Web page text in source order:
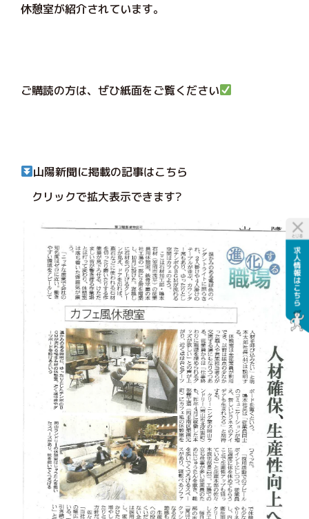
休憩室が紹介されています。
ご購読の方は、ぜひ紙面をご覧ください
山陽新聞に掲載の記事はこちら
クリックで拡大表示できます?